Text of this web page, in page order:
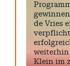
de Vries
weiterhin
Klein im